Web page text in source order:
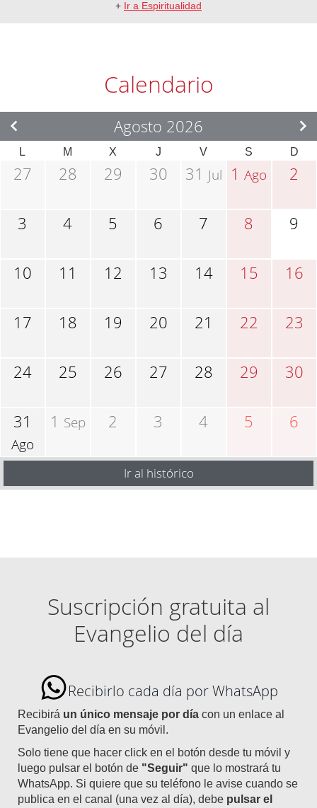
+ Ir a Espiritualidad
Calendario
Agosto 2026
L M X J V S D
27 28 29 30 31 Jul 1Ago 2
3 4 5 6 7 8 9
10 11 12 13 14 15 16
17 18 19 20 21 22 23
24 25 26 27 28 29 30
31
Ago
1 Sep 2 3 4 5 6
Ir al histórico
Suscripción gratuita al
Evangelio del día
Recibirlo cada día por WhatsApp
Recibirá un único mensaje por día con un enlace al
Evangelio del día en su móvil.
Solo tiene que hacer click en el botón desde tu móvil y
luego pulsar el botón de "Seguir" que lo mostrará tu
WhatsApp. Si quiere que su teléfono le avise cuando se
publica en el canal (una vez al día), debe pulsar el